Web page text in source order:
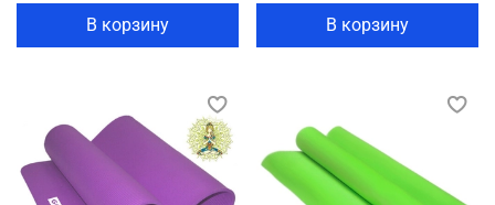
В корзину В корзину